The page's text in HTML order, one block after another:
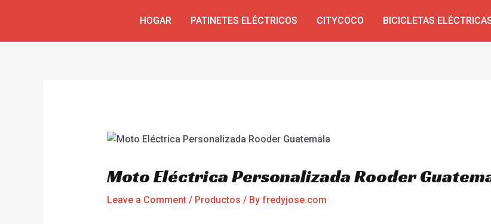
HOGAR PATINETES ELÉCTRICOS CITYCOCO BICICLETAS
Moto Eléctrica Personalizada Rooder
Leave a Comment / Productos / By fredyjose.com